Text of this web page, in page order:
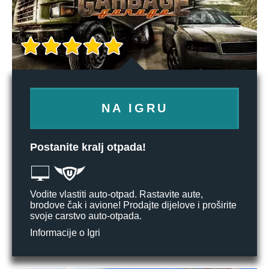
NA IGRU
Postanite kralj otpada!
Vodite vlastiti auto-otpad. Rastavite aute,
brodove čak i avione! Prodajte dijelove i proširite
svoje carstvo auto-otpada.
Informacije o Igri